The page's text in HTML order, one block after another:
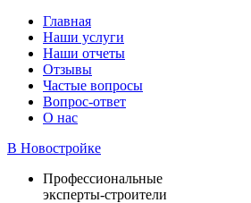
Главная
Наши услуги
Наши отчеты
Отзывы
Частые вопросы
Вопрос-ответ
О нас
В Новостройке
Профессиональные
эксперты-строители